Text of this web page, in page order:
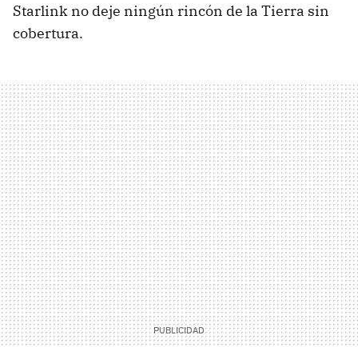
Starlink no deje ningún rincón de la Tierra sin
cobertura.